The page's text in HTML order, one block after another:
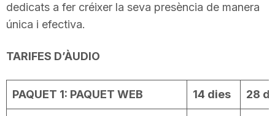
t
d
e
dedicats a fer créixer la seva presència de manera
única i efectiva.
TARIFES D’ÀUDIO
PAQUET 1: PAQUET WEB 14 dies 28